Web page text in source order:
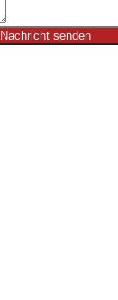
Nachricht senden